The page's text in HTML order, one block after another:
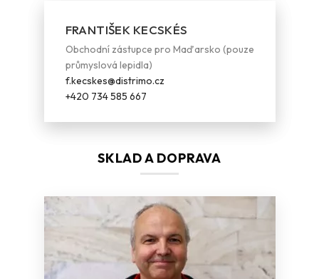
FRANTIŠEK KECSKÉS
Obchodní zástupce pro Maďarsko (pouze
průmyslová lepidla)
f.kecskes@distrimo.cz
+420 734 585 667
SKLAD A DOPRAVA